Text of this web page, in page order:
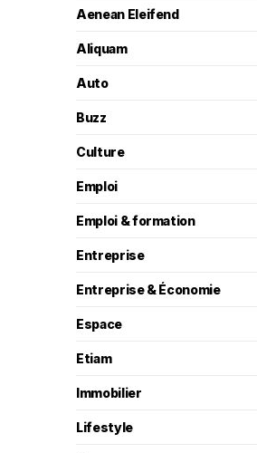
Aenean Eleifend
Aliquam
Auto
Buzz
Culture
Emploi
Emploi & formation
Entreprise
Entreprise & Économie
Espace
Etiam
Immobilier
Lifestyle